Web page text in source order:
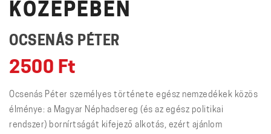
KÖZEPÉBEN
OCSENÁS PÉTER
2500 Ft
Ocsenás Péter személyes története egész nemzedékek közös
élménye: a Magyar Néphadsereg (és az egész politikai
rendszer) bornírtságát kifejező alkotás, ezért ajánlom